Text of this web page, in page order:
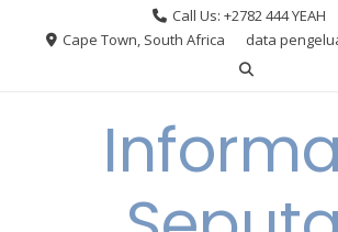
Call Us: +2782 444 YEAH
Cape Town, South Africa
data